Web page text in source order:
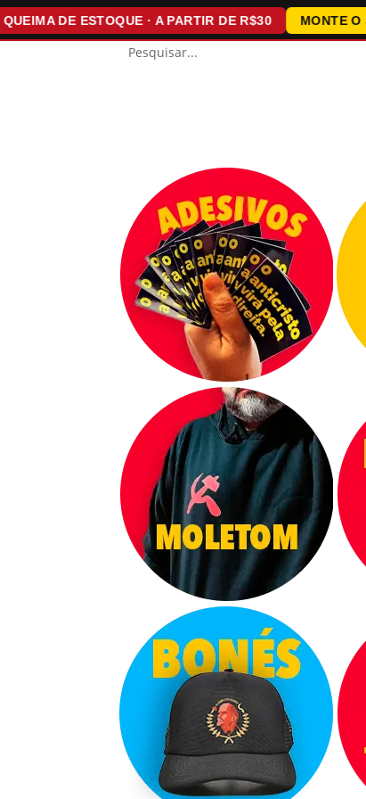
DE ESTOQUE · A PARTIR DE R$30 MONTE O SEU